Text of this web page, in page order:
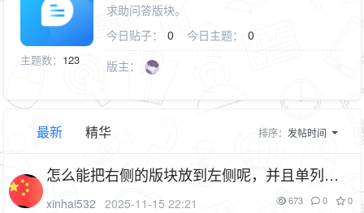
主题数： 123
求助问答版块。
今日贴子：
0 今日主题：
0
版主：
最新 精华 排序：发帖时间
怎么能把右侧的版块放到左侧呢，并且单列显
示呢
xinhai532 2025-11-15 22:21 673 0 0